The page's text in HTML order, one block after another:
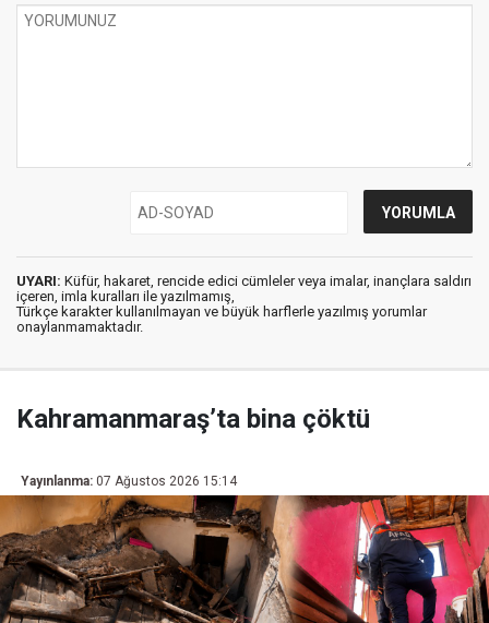
UYARI: Küfür, hakaret, rencide edici cümleler veya imalar, inançlara saldırı
içeren, imla kuralları ile yazılmamış,
Türkçe karakter kullanılmayan ve büyük harflerle yazılmış yorumlar
onaylanmamaktadır.
Kahramanmaraş’ta bina çöktü
Yayınlanma: 07 Ağustos 2026 15:14